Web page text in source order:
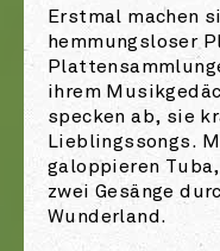
Erstmal machen
hemmungsloser
ihrem
specken ab, sie
Lieblingssongs.
galoppieren
zwei Gesänge
Wunderland.